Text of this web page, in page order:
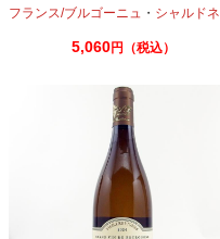
フランス/ブルゴーニュ ・ シャルドネ
5,060円（税込）